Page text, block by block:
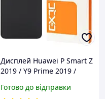
Дисплей Huawei P Smart Z
2019 / Y9 Prime 2019 /
Екран з сенсором
Готово до відправки